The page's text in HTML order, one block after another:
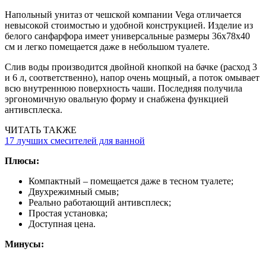
Напольный унитаз от чешской компании Vega отличается
невысокой стоимостью и удобной конструкцией. Изделие из
белого санфарфора имеет универсальные размеры 36х78х40
см и легко помещается даже в небольшом туалете.
Слив воды производится двойной кнопкой на бачке (расход 3
и 6 л, соответственно), напор очень мощный, а поток омывает
всю внутреннюю поверхность чаши. Последняя получила
эргономичную овальную форму и снабжена функцией
антивсплеска.
ЧИТАТЬ ТАКЖЕ
17 лучших смесителей для ванной
Плюсы:
Компактный – помещается даже в тесном туалете;
Двухрежимный смыв;
Реально работающий антивсплеск;
Простая установка;
Доступная цена.
Минусы: